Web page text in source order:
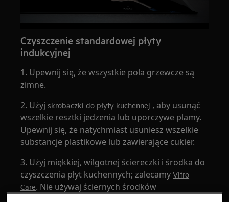
Czyszczenie standardowej płyty
indukcyjnej
1. Upewnij się, że wszystkie pola grzewcze są
zimne.
2. Użyjskrobaczki do płyty kuchennej , aby usunąć
wszelkie resztki jedzenia lub uporczywe plamy.
Upewnij się, że natychmiast usuniesz wszelkie
substancje plastikowe lub zawierające cukier.
3. Użyj miękkiej, wilgotnej ściereczki i środka do
czyszczenia płyt kuchennych; zalecamyVitro
Care. Nie używaj ściernych środków